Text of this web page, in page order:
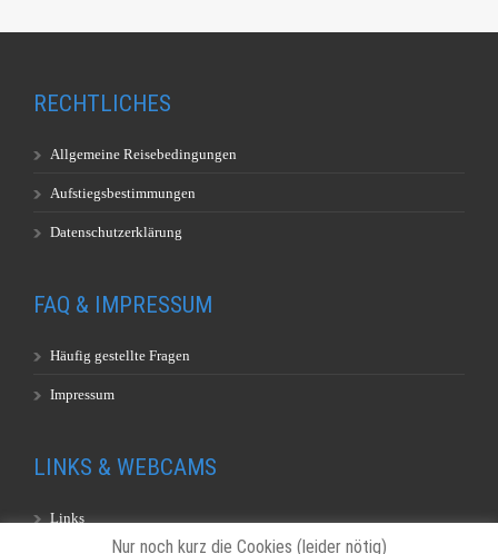
RECHTLICHES
Allgemeine Reisebedingungen
Aufstiegsbestimmungen
Datenschutzerklärung
FAQ & IMPRESSUM
Häufig gestellte Fragen
Impressum
LINKS & WEBCAMS
Links
Nur noch kurz die Cookies (leider nötig)